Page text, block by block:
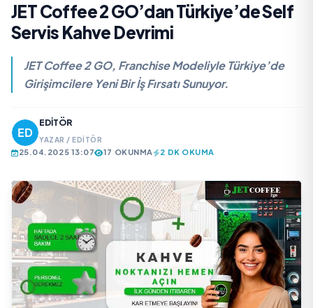
JET Coffee 2 GO’dan Türkiye’de Self
Servis Kahve Devrimi
JET Coffee 2 GO, Franchise Modeliyle Türkiye’de
Girişimcilere Yeni Bir İş Fırsatı Sunuyor.
EDITÖR
YAZAR / EDITÖR
25.04.2025 13:07 17 OKUNMA 2 DK OKUMA